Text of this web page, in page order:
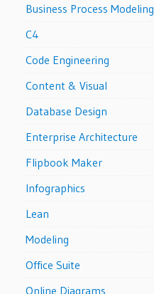
Business Process Modeling
C4
Code Engineering
Content & Visual
Database Design
Enterprise Architecture
Flipbook Maker
Infographics
Lean
Modeling
Office Suite
Online Diagrams